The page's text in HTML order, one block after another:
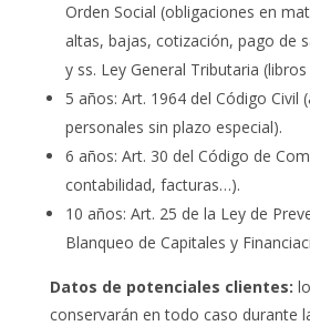
Orden Social (obligaciones en
altas, bajas, cotización, pago de
y ss. Ley General Tributaria
5 años: Art. 1964 del Código Civil
personales sin plazo especial).
6 años: Art. 30 del Código de
contabilidad, facturas…).
10 años: Art. 25 de la Ley de
Blanqueo de Capitales y
Datos de potenciales clientes:
conservarán en todo caso durante